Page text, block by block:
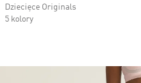
Dziecięce Originals
5 kolory